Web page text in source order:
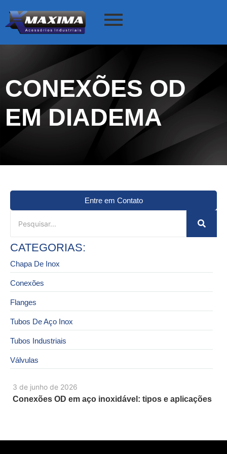
CONEXÕES OD
EM DIADEMA
3 de junho de 2026
Conexões OD em aço inoxidável: tipos e aplicações
Entre em Contato
CATEGORIAS:
Chapa De Inox
Conexões
Flanges
Tubos De Aço Inox
Tubos Industriais
Válvulas